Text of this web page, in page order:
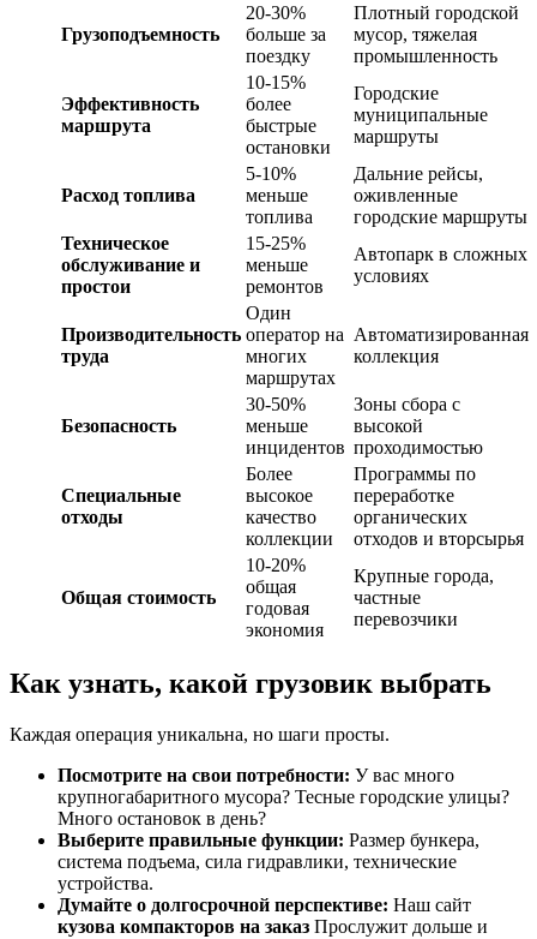
Грузоподъемность
20-30%
больше за
поездку
Плотный городской
мусор, тяжелая
промышленность
Эффективность
маршрута
10-15%
более
быстрые
остановки
Городские
муниципальные
маршруты
Расход топлива
5-10%
меньше
топлива
Дальние рейсы,
оживленные
городские маршруты
Техническое
обслуживание и
простои
15-25%
меньше
ремонтов
Автопарк в сложных
условиях
Производительность
труда
Один
оператор на
многих
маршрутах
Автоматизированная
коллекция
Безопасность
30-50%
меньше
инцидентов
Зоны сбора с
высокой
проходимостью
Специальные
отходы
Более
высокое
качество
коллекции
Программы по
переработке
органических
отходов и вторсырья
Общая стоимость
10-20%
общая
годовая
экономия
Крупные города,
частные
перевозчики
Как узнать, какой грузовик выбрать
Каждая операция уникальна, но шаги просты.
Посмотрите на свои потребности: У вас много
крупногабаритного мусора? Тесные городские улицы?
Много остановок в день?
Выберите правильные функции: Размер бункера,
система подъема, сила гидравлики, технические
устройства.
Думайте о долгосрочной перспективе: Наш сайт
кузова компакторов на заказ Прослужит дольше и